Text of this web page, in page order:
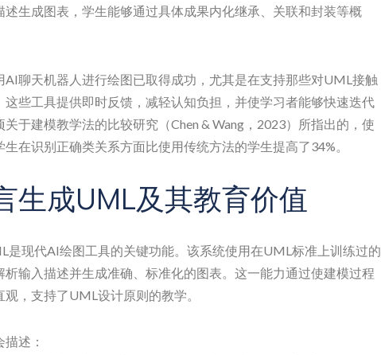
述生成图表，学生能够通过具体成果内化继承、关联和封装等概
AI聊天机器人进行绘图已取得成功，尤其是在支持那些对UML接触
这些工具提供即时反馈，减轻认知负担，并使学习者能够快速迭代
于建模教学法的比较研究（Chen & Wang，2023）所指出的，使
在识别正确类关系方面比使用传统方法的学生提高了34%。
生成UML及其教育价值
是现代AI绘图工具的关键功能。该系统使用在UML标准上训练过的
析输入描述并生成准确、标准化的图表。这一能力通过使建模过程
，支持了UML设计原则的教学。
述：